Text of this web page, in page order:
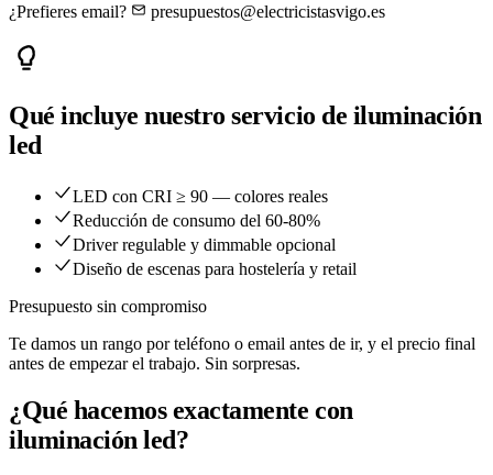
¿Prefieres email?
presupuestos@electricistasvigo.es
Qué incluye nuestro servicio de iluminación
led
LED con CRI ≥ 90 — colores reales
Reducción de consumo del 60-80%
Driver regulable y dimmable opcional
Diseño de escenas para hostelería y retail
Presupuesto sin compromiso
Te damos un rango por teléfono o email antes de ir, y el precio final
antes de empezar el trabajo. Sin sorpresas.
¿Qué hacemos exactamente con
iluminación led?